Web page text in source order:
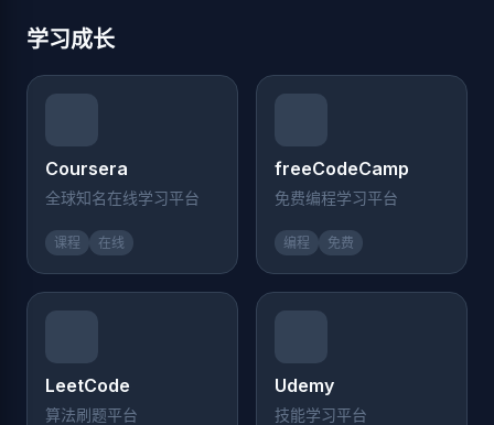
学习成长
Coursera
全球知名在线学习平台
课程 在线
freeCodeCamp
免费编程学习平台
编程 免费
LeetCode
算法刷题平台
Udemy
技能学习平台